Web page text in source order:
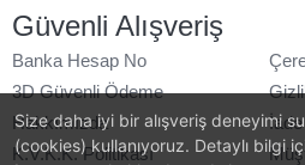
Size daha iyi bir alışveriş deneyimi
(cookies) kullanıyoruz. Detaylı bilgi
Güvenli Alışveriş
Banka Hesap No
3D Güvenli Ödeme
Hakkımızda
K.V.K.K. Politikası